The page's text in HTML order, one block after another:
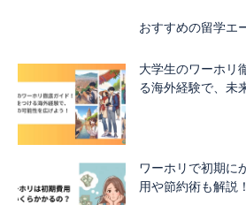
おすすめの留学エ
大学生のワーホリ
る海外経験で、未
ワーホリで初期に
用や節約術も解説